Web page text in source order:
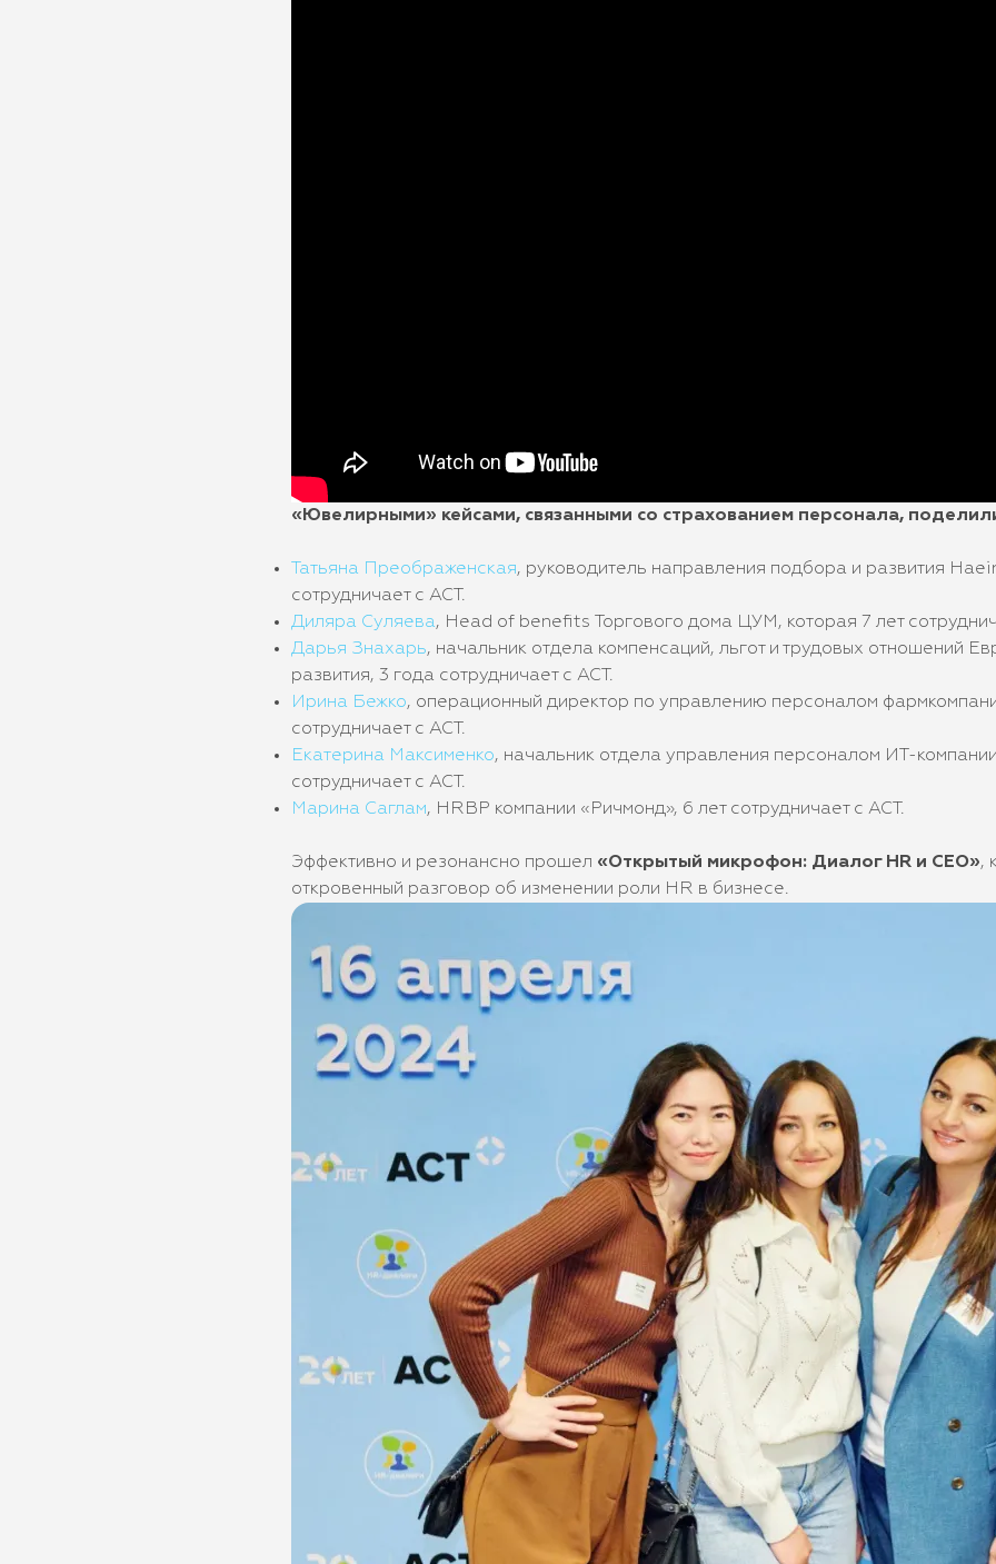
«Ювелирными» кейсами, связанными со страхованием персонала,
Татьяна Преображенская, руководитель направления подбора и развития
сотрудничает с АСТ.
Диляра Суляева, Head of benefits Торгового дома ЦУМ, которая 7 лет
Дарья Знахарь, начальник отдела компенсаций, льгот и трудовых отношений
развития, 3 года сотрудничает с АСТ.
Ирина Бежко, операционный директор по управлению персоналом
сотрудничает с АСТ.
Екатерина Максименко, начальник отдела управления персоналом ИТ-
сотрудничает с АСТ.
Марина Саглам, HRBP компании «Ричмонд», 6 лет сотрудничает с АСТ.
Эффективно и резонансно прошел «Открытый микрофон: Диалог HR и CEO»,
откровенный разговор об изменении роли HR в бизнесе.